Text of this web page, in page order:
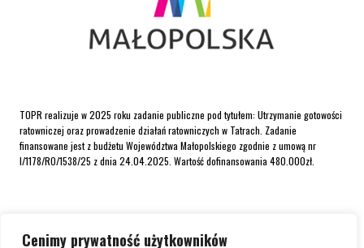
Cenimy prywatność użytkowników
TOPR realizuje w 2025 roku zadanie publiczne pod tytułem: Utrzymanie gotowości
ratowniczej oraz prowadzenie działań ratowniczych w Tatrach. Zadanie
finansowane jest z budżetu Województwa Małopolskiego zgodnie z umową nr
I/1178/RO/1538/25 z dnia 24.04.2025. Wartość dofinansowania 480.000zł.